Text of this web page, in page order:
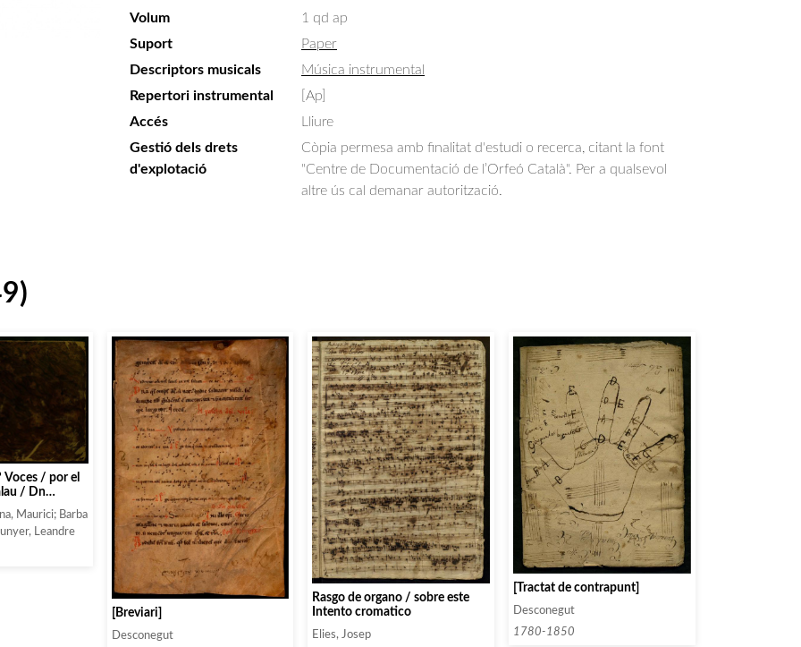
Volum
1 qd ap
Suport
Paper
Descriptors musicals
Música instrumental
Repertori instrumental
[Ap]
Accés
Lliure
Gestió dels drets
d'explotació
Còpia permesa amb finalitat d'estudi o recerca, citant la font
"Centre de Documentació de l’Orfeó Català". Per a qualsevol
altre ús cal demanar autorització.
Voces / por el
/ Dn
dimittis etc
Espona ;
/ á 5
Maestro Dn
Maurici; Barba
Leandre
[Breviari]
Desconegut
Rasgo de organo / sobre este
Intento cromatico
Elies, Josep
[Tractat de contrapunt]
Desconegut
1780-1850